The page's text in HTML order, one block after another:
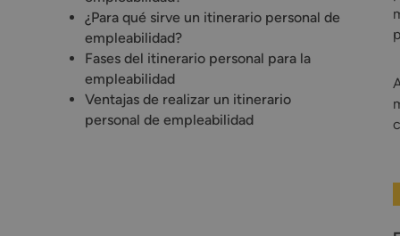
¿Para qué sirve un itinerario personal de
empleabilidad?
Fases del itinerario personal para la
empleabilidad
Ventajas de realizar un itinerario
personal de empleabilidad